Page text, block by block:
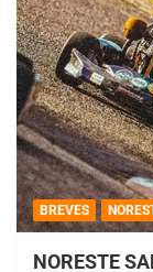
BREVES
NORESTE